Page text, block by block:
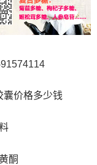
囊价格多少钱
酮